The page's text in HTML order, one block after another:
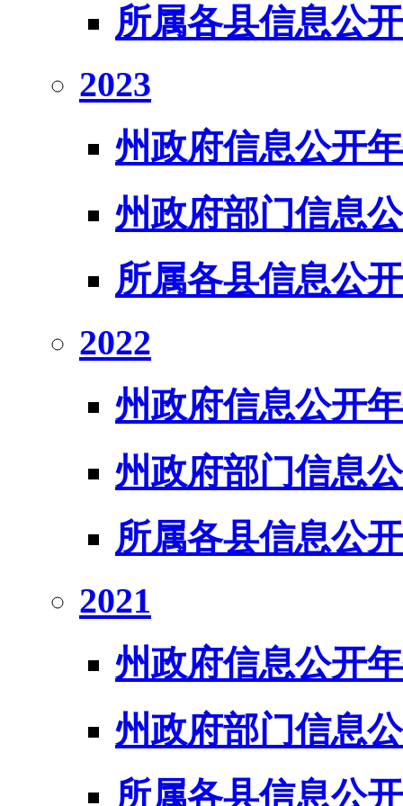
所属各县信息公
2023
州政府信息公开
州政府部门信息
所属各县信息公
2022
州政府信息公开
州政府部门信息
所属各县信息公
2021
州政府信息公开
州政府部门信息
所属各县信息公